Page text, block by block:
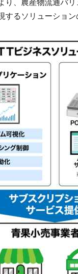
るソリューション